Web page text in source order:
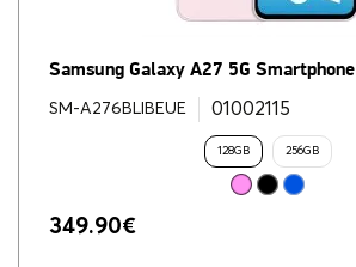
Samsung Galaxy A27 5G Smartphone
SM-A276BLIBEUE 01002115
128GB 256GB
349.90€